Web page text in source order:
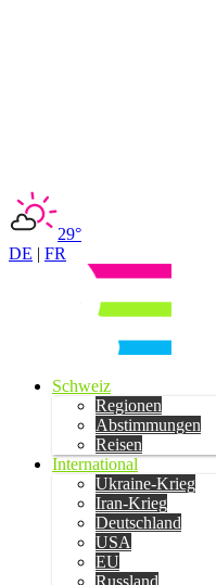
29°
DE | FR
Schweiz
Regionen
Abstimmungen
Reisen
International
Ukraine-Krieg
Iran-Krieg
Deutschland
USA
EU
Russland